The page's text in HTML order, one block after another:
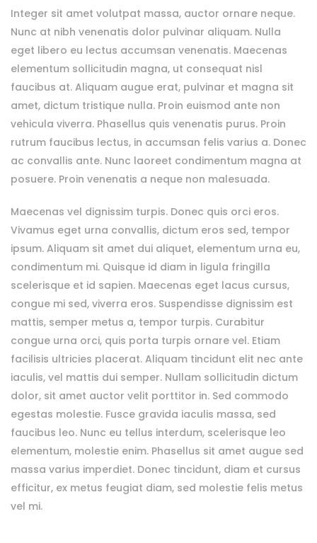
Integer sit amet volutpat massa, auctor ornare neque.
Nunc at nibh venenatis dolor pulvinar aliquam. Nulla
eget libero eu lectus accumsan venenatis. Maecenas
elementum sollicitudin magna, ut consequat nisl
faucibus at. Aliquam augue erat, pulvinar et magna sit
amet, dictum tristique nulla. Proin euismod ante non
vehicula viverra. Phasellus quis venenatis purus. Proin
rutrum faucibus lectus, in accumsan felis varius a. Donec
ac convallis ante. Nunc laoreet condimentum magna at
posuere. Proin venenatis a neque non malesuada.
Maecenas vel dignissim turpis. Donec quis orci eros.
Vivamus eget urna convallis, dictum eros sed, tempor
ipsum. Aliquam sit amet dui aliquet, elementum urna eu,
condimentum mi. Quisque id diam in ligula fringilla
scelerisque et id sapien. Maecenas eget lacus cursus,
congue mi sed, viverra eros. Suspendisse dignissim est
mattis, semper metus a, tempor turpis. Curabitur
congue urna orci, quis porta turpis ornare vel. Etiam
facilisis ultricies placerat. Aliquam tincidunt elit nec ante
iaculis, vel mattis dui semper. Nullam sollicitudin dictum
dolor, sit amet auctor velit porttitor in. Sed commodo
egestas molestie. Fusce gravida iaculis massa, sed
faucibus leo. Nunc eu tellus interdum, scelerisque leo
elementum, molestie enim. Phasellus sit amet augue sed
massa varius imperdiet. Donec tincidunt, diam et cursus
efficitur, ex metus feugiat diam, sed molestie felis metus
vel mi.